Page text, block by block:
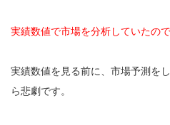
実績数値で市場を分析していたの
実績数値を見る前に、市場予測を
ら悲劇です。